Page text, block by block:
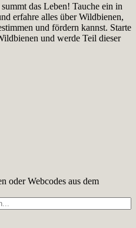
das Leben! Tauche ein in
erfahre alles über Wildbienen,
und fördern kannst. Starte
und werde Teil dieser
oder Webcodes aus dem